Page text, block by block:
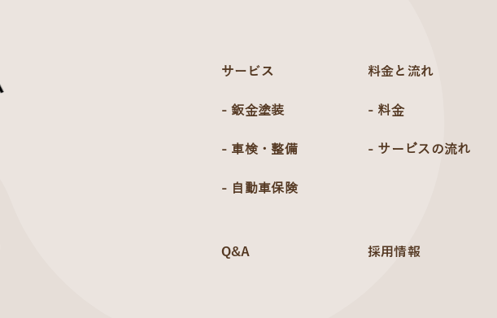
サービス
- 鈑金塗装
- 車検・整備
- 自動車保険
料金と流れ
- 料金
- サービスの流れ
Q&A 採用情報